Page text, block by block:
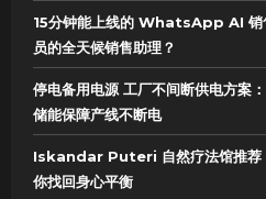
15分钟能上线的 WhatsApp AI 销
员的全天候销售助理？
停电备用电源 工厂不间断供电方
储能保障产线不断电
Iskandar Puteri 自然疗法馆推荐
你找回身心平衡